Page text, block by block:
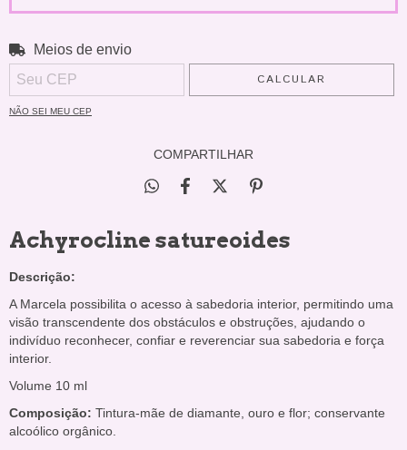
Entregas para o CEP:
Meios de envio
CALCULAR
NÃO SEI MEU CEP
COMPARTILHAR
Achyrocline satureoides
Descrição:
A Marcela possibilita o acesso à sabedoria interior, permitindo uma
visão transcendente dos obstáculos e obstruções, ajudando o
indivíduo reconhecer, confiar e reverenciar sua sabedoria e força
interior.
Volume 10 ml
Composição: Tintura-mãe de diamante, ouro e flor; conservante
alcoólico orgânico.